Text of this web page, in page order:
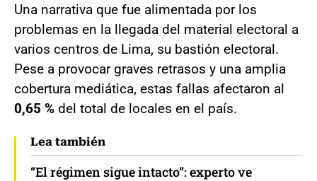
Una narrativa que fue alimentada por los
problemas en la llegada del material electoral a
varios centros de Lima, su bastión electoral.
Pese a provocar graves retrasos y una amplia
cobertura mediática, estas fallas afectaron al
0,65 % del total de locales en el país.
Lea también
“El régimen sigue intacto”: experto ve